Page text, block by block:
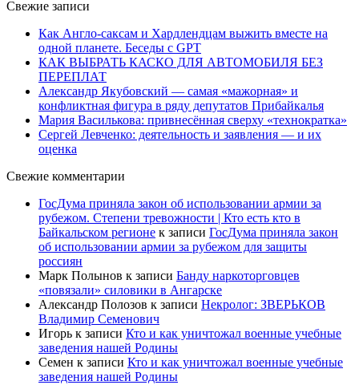
Свежие записи
Как Англо-саксам и Хардлендцам выжить вместе на
одной планете. Беседы с GPT
КАК ВЫБРАТЬ КАСКО ДЛЯ АВТОМОБИЛЯ БЕЗ
ПЕРЕПЛАТ
Александр Якубовский — самая «мажорная» и
конфликтная фигура в ряду депутатов Прибайкалья
Мария Василькова: привнесённая сверху «технократка»
Сергей Левченко: деятельность и заявления — и их
оценка
Свежие комментарии
ГосДума приняла закон об использовании армии за
рубежом. Степени тревожности | Кто есть кто в
Байкальском регионе к записи ГосДума приняла закон
об использовании армии за рубежом для защиты
россиян
Марк Полынов к записи Банду наркоторговцев
«повязали» силовики в Ангарске
Александр Полозов к записи Некролог: ЗВЕРЬКОВ
Владимир Семенович
Игорь к записи Кто и как уничтожал военные учебные
заведения нашей Родины
Семен к записи Кто и как уничтожал военные учебные
заведения нашей Родины